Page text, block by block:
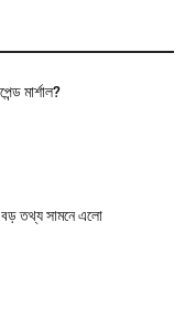
মার্শাল?
বড় তথ্য সামনে এলো